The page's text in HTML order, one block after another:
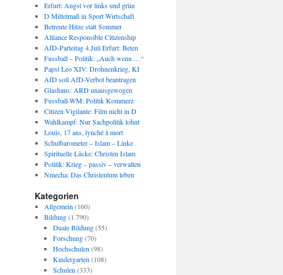
Erfurt: Angst vor links und grün
D Mittelmaß in Sport Wirtschaft
Betreute Hitze statt Sommer
Alliance Responsible Citizenship
AfD-Parteitag 4.Juli Erfurt: Beten
Fussball – Politik: „Auch wenn …“
Papst Leo XIV: Drohnenkrieg, KI
AfD soll AfD-Verbot beantragen
Glashaus: ARD unausgewogen
Fussball-WM: Politik Kommerz
Citizen Vigilante: Film nicht in D
Wahlkampf: Nur Sachpolitik lohnt
Louis, 17 ans, lynché à mort
Schulbarometer – Islam – Linke
Spirituelle Lücke: Christen Islam
Politik: Krieg – passiv – verwalten
Nmecha: Das Christentum leben
Kategorien
Allgemein (160)
Bildung(1.790)
Duale Bildung(55)
Forschung(70)
Hochschulen (98)
Kindergarten (108)
Schulen (333)